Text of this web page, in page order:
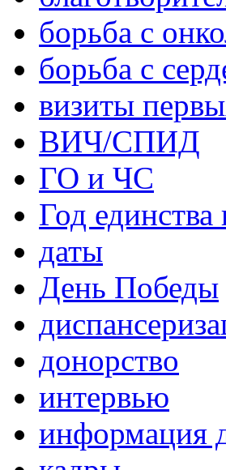
борьба с
борьба с
визиты
ВИЧ/СПИД
ГО и ЧС
Год
даты
День Победы
донорство
интервью
информация